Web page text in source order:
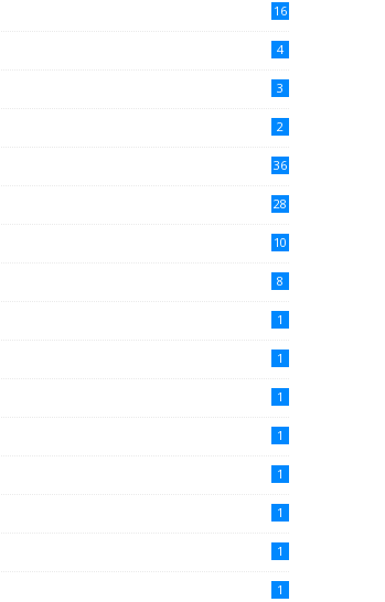
16
4
3
2
36
28
10
8
1
1
1
1
1
1
1
1